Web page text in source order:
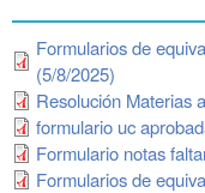
Formularios de
(5/8/2025)
Resolución Materias
formulario uc
Formulario notas
Formularios de